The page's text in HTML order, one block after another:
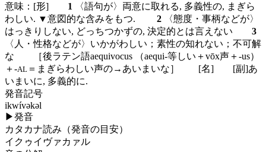
意味： [形] 1
〈語句が〉両意に取れる, 多義性の, まぎら
わしい. ▼意図的な含みをもつ. 2 〈態度・事柄などが〉
はっきりしない, どっちつかずの, 決定的とは言えない 3
〈人・性格などが〉いかがわしい；素性の知れない；不可解
な ［後ラテン語aequivocus （aequi-等しい＋vōx声＋-us）
＋-AL ＝まぎらわしい声の→あいまいな］ [名] [副]あ
いまいに, 多義的に.
発音記号
ikwívəkəl
▶発音
カタカナ読み（発音の目安）
イクゥイヴァカァル